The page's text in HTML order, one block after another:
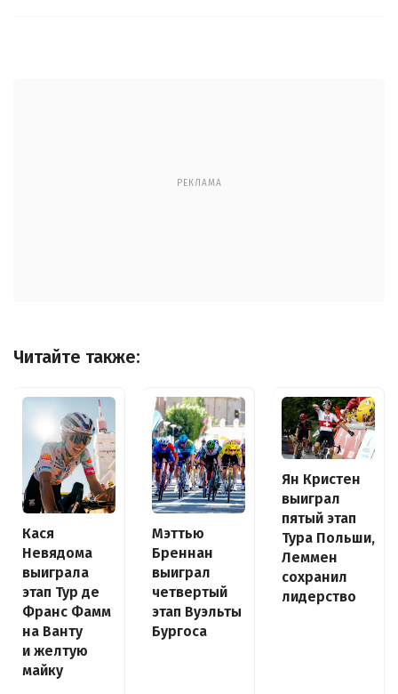
РЕКЛАМА
Читайте также:
Кася
Невядома
выиграла
этап Тур де
Франс Фамм
на Ванту
и желтую
майку
Мэттью
Бреннан
выиграл
четвертый
этап Вуэльты
Бургоса
Ян Кристен
выиграл
пятый этап
Тура Польши,
Леммен
сохранил
лидерство